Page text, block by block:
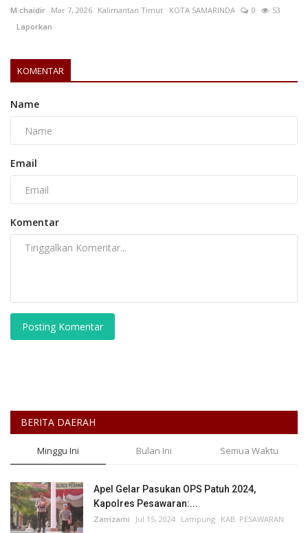
M.chaidir Mar 7, 2026 Kalimantan Timur KOTA SAMARINDA 0
53
Laporkan
KOMENTAR
Name
Email
Komentar
Posting Komentar
BERITA DAERAH
Minggu Ini Bulan Ini Semua Waktu
Apel Gelar Pasukan OPS Patuh 2024,
Kapolres Pesawaran:...
Zamzami Jul 15, 2024 Lampung KAB. PESAWARAN